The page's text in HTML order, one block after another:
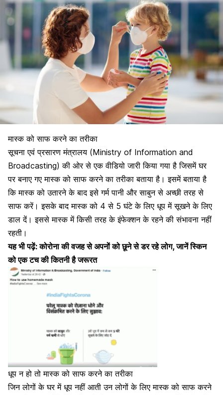
मास्क को साफ करने का तरीका
सूचना एवं प्रसारण मंत्रालय (Ministry of Information and
Broadcasting) की ओर से एक वीडियो जारी किया गया है जिसमें घर
पर बनाए गए मास्क को साफ करने का तरीका बताया है। इसमें बताया है
किमास्क को उतारनेके बाद इसे गर्म पानी और साबुन से अच्छी तरह से
साफ करें। इसके बाद मास्क को 4 से 5 घंटे के लिए धूप में सूखने के लिए
डाल दें। इससे मास्क में किसी तरह के इंफेक्शन के रहने की संभावना नहीं
रहती।
यह भी पढ़ें:कोरोना की वजह से अपनों को छूने से डर रहे लोग, जानें स्किन
को एक टच की कितनी है जरूरत
धूप न हो तो मास्क को साफ करने का तरीका
जिन लोगों के घर में धूप नहीं आती उन लोगों के लिए मास्क को साफ करने